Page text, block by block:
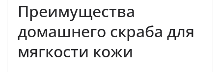
Преимущества
домашнего скраба для
мягкости кожи